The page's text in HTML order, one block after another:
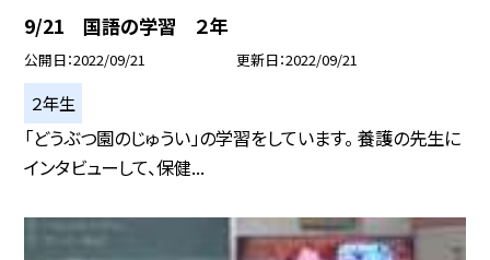
9/21 国語の学習 ２年
公開日 2022/09/21 更新日 2022/09/21
２年生
「どうぶつ園のじゅうい」の学習をしています。 養護の先生に
インタビューして、保健...